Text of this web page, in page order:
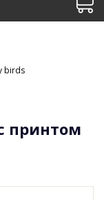
birds
принтом